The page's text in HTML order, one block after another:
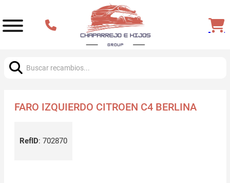
FARO IZQUIERDO CITROEN C4 BERLINA
RefID: 702870